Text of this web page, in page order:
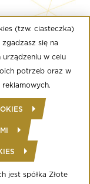
seansu
(tzw. ciasteczka)
się na
w celu
potrzeb oraz w
jest spółka Złote